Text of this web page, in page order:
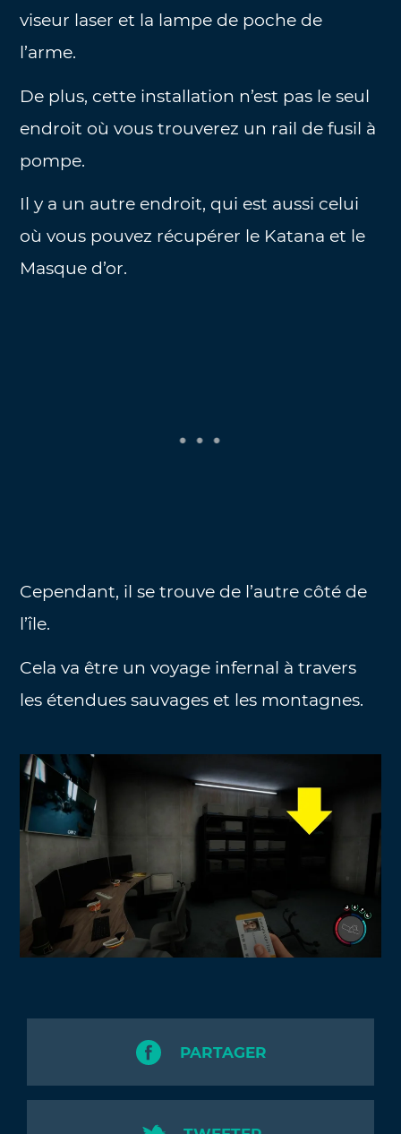
viseur laser et la lampe de poche de
l’arme.
De plus, cette installation n’est pas le seul
endroit où vous trouverez un rail de fusil à
pompe.
Il y a un autre endroit, qui est aussi celui
où vous pouvez récupérer le Katana et le
Masque d’or.
Cependant, il se trouve de l’autre côté de
l’île.
Cela va être un voyage infernal à travers
les étendues sauvages et les montagnes.
PARTAGER